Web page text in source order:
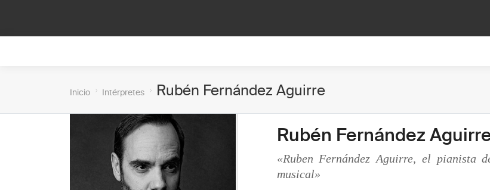
Inicio Intérpretes Rubén Fernández Aguirre
Rubén Fernández
«Ruben Fernández Aguirre, el pianista
musical»